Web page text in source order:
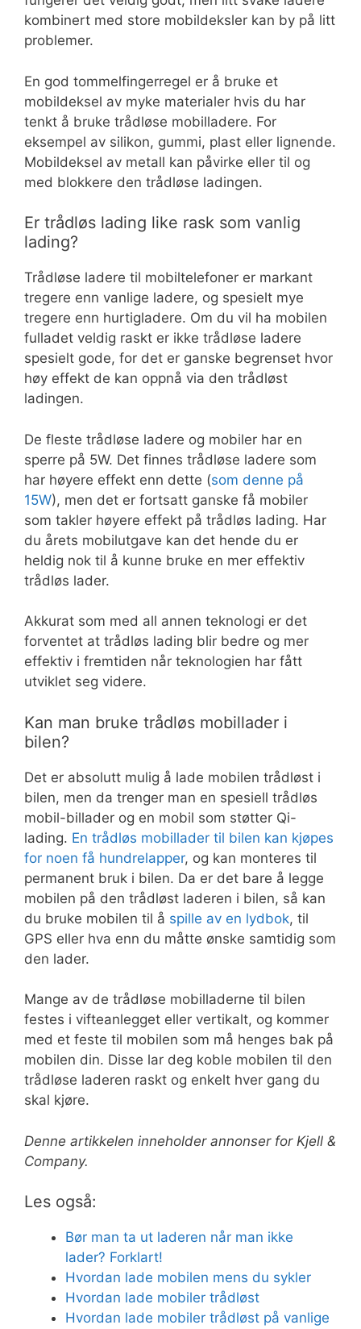
kombinert med store mobildeksler kan by på litt
problemer.
En god tommelfingerregel er å bruke et
mobildeksel av myke materialer hvis du har
tenkt å bruke trådløse mobilladere. For
eksempel av silikon, gummi, plast eller lignende.
Mobildeksel av metall kan påvirke eller til og
med blokkere den trådløse ladingen.
Er trådløs lading like rask som vanlig
lading?
Trådløse ladere til mobiltelefoner er markant
tregere enn vanlige ladere, og spesielt mye
tregere enn hurtigladere. Om du vil ha mobilen
fulladet veldig raskt er ikke trådløse ladere
spesielt gode, for det er ganske begrenset hvor
høy effekt de kan oppnå via den trådløst
ladingen.
De fleste trådløse ladere og mobiler har en
sperre på 5W. Det finnes trådløse ladere som
har høyere effekt enn dette (som denne på
15W), men det er fortsatt ganske få mobiler
som takler høyere effekt på trådløs lading. Har
du årets mobilutgave kan det hende du er
heldig nok til å kunne bruke en mer effektiv
trådløs lader.
Akkurat som med all annen teknologi er det
forventet at trådløs lading blir bedre og mer
effektiv i fremtiden når teknologien har fått
utviklet seg videre.
Kan man bruke trådløs mobillader i
bilen?
Det er absolutt mulig å lade mobilen trådløst i
bilen, men da trenger man en spesiell trådløs
mobil-billader og en mobil som støtter Qi-
lading. En trådløs mobillader til bilen kan kjøpes
for noen få hundrelapper, og kan monteres til
permanent bruk i bilen. Da er det bare å legge
mobilen på den trådløst laderen i bilen, så kan
du bruke mobilen til å spille av en lydbok, til
GPS eller hva enn du måtte ønske samtidig som
den lader.
Mange av de trådløse mobilladerne til bilen
festes i vifteanlegget eller vertikalt, og kommer
med et feste til mobilen som må henges bak på
mobilen din. Disse lar deg koble mobilen til den
trådløse laderen raskt og enkelt hver gang du
skal kjøre.
Denne artikkelen inneholder annonser for Kjell &
Company.
Les også:
Bør man ta ut laderen når man ikke
lader? Forklart!
Hvordan lade mobilen mens du sykler
Hvordan lade mobiler trådløst
Hvordan lade mobiler trådløst på vanlige